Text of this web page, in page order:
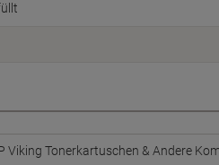
Viking Tonerkartuschen & Andere